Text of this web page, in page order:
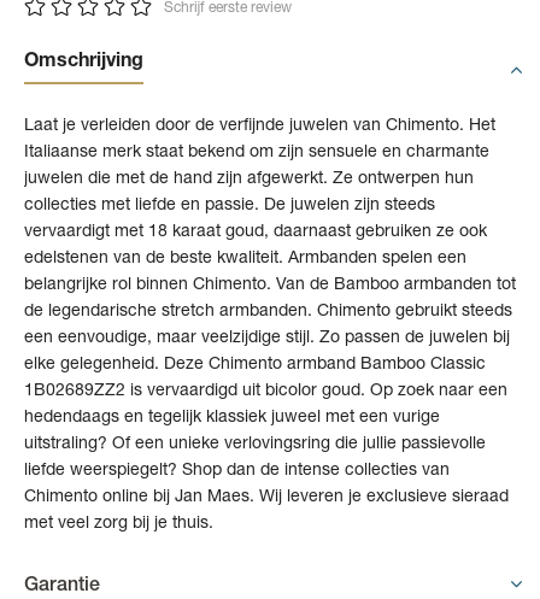
Schrijf eerste review
Omschrijving
Laat je verleiden door de verfijnde juwelen van Chimento. Het
Italiaanse merk staat bekend om zijn sensuele en charmante
juwelen die met de hand zijn afgewerkt. Ze ontwerpen hun
collecties met liefde en passie. De juwelen zijn steeds
vervaardigt met 18 karaat goud, daarnaast gebruiken ze ook
edelstenen van de beste kwaliteit. Armbanden spelen een
belangrijke rol binnen Chimento. Van de Bamboo armbanden tot
de legendarische stretch armbanden. Chimento gebruikt steeds
een eenvoudige, maar veelzijdige stijl. Zo passen de juwelen bij
elke gelegenheid. Deze Chimento armband Bamboo Classic
1B02689ZZ2 is vervaardigd uit bicolor goud. Op zoek naar een
hedendaags en tegelijk klassiek juweel met een vurige
uitstraling? Of een unieke verlovingsring die jullie passievolle
liefde weerspiegelt? Shop dan de intense collecties van
Chimento online bij Jan Maes. Wij leveren je exclusieve sieraad
met veel zorg bij je thuis.
Garantie